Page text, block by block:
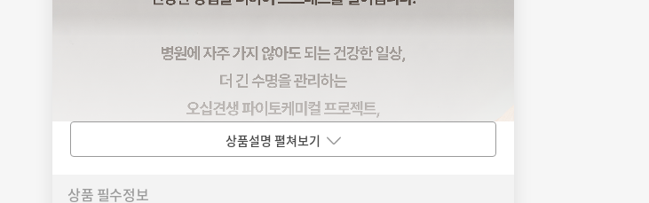
상품설명 펼쳐보기
상품 필수정보